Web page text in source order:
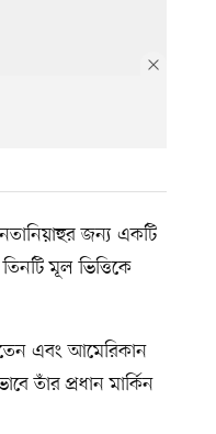
নেতানিয়াহুর জন্য একটি
মূল ভিত্তিকে
এবং আমেরিকান
তাঁর প্রধান মার্কিন